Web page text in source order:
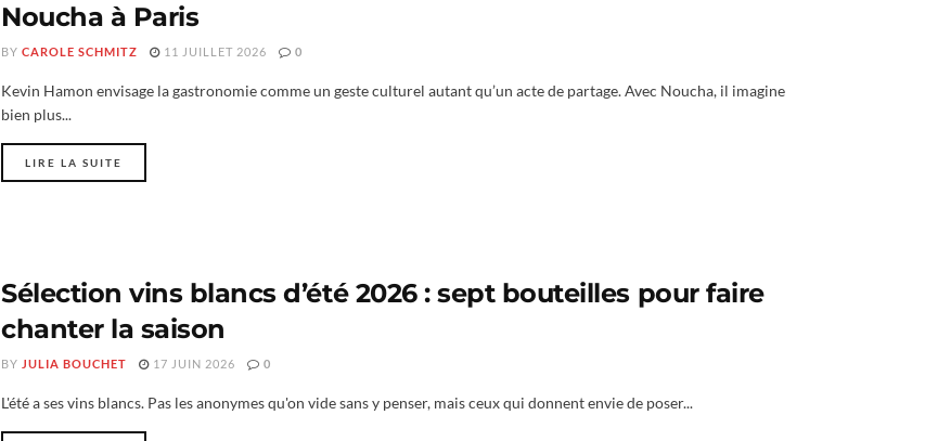
Noucha à Paris
BY CAROLE SCHMITZ 11 JUILLET 2026 0
Kevin Hamon envisage la gastronomie comme un geste culturel autant qu’un acte de partage. Avec Noucha, il imagine
bien plus...
LIRE LA SUITE
Sélection vins blancs d’été 2026 : sept bouteilles pour faire
chanter la saison
BY JULIA BOUCHET 17 JUIN 2026 0
L'été a ses vins blancs. Pas les anonymes qu'on vide sans y penser, mais ceux qui donnent envie de poser...